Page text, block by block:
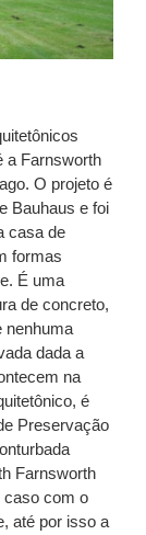
a Farnsworth
O projeto é
Bauhaus e foi
casa de
formas
É uma
de concreto,
nenhuma
dada a
na
é
Preservação
Farnsworth
caso com o
até por isso a